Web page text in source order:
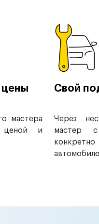
мастера
ценой и
Свой
Через
мастер